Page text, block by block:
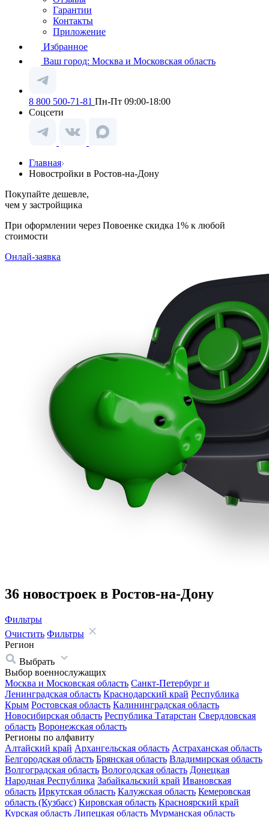
Гарантии
Контакты
Приложение
Избранное
Ваш город: Москва и Московская область
8 800 500-71-81 Пн-Пт 09:00-18:00
Соцсети
Главная
Новостройки в Ростов-на-Дону
Покупайте дешевле,
чем у застройщика
При оформлении через Повоенке скидка 1% к любой
стоимости
Онлай-заявка
36 новостроек в Ростов-на-Дону
Фильтры
Очистить Фильтры
Регион
Выбрать
Выбор военнослужащих
Москва и Московская область Санкт-Петербург и
Ленинградская область Краснодарский край Республика
Крым Ростовская область Калининградская область
Новосибирская область Республика Татарстан Свердловская
область Воронежская область
Регионы по алфавиту
Алтайский край Архангельская область Астраханская область
Белгородская область Брянская область Владимирская область
Волгоградская область Вологодская область Донецкая
Народная Республика Забайкальский край Ивановская
область Иркутская область Калужская область Кемеровская
область (Кузбасс) Кировская область Красноярский край
Курская область Липецкая область Мурманская область